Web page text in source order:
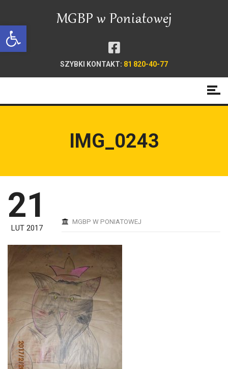
Open toolbar
SZYBKI KONTAKT: 81 820-40-77
IMG_0243
21
LUT 2017
MGBP W PONIATOWEJ